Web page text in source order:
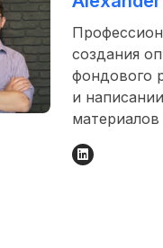
создания
фондового
и
материалов